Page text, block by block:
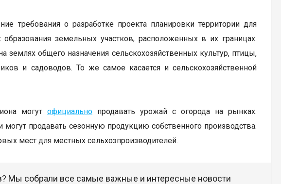
требования о разработке проекта планировки территории для
земельных участков, расположенных в их границах.
общего назначения сельскохозяйственных культур, птицы,
и садоводов. То же самое касается и сельскохозяйственной
могут официально продавать урожай с огорода на рынках.
продавать сезонную продукцию собственного производства.
мест для местных сельхозпроизводителей.
Мы собрали все самые важные и интересные новости